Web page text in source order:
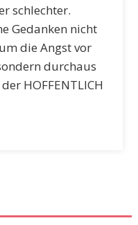
schlechter.
Gedanken nicht
die Angst vor
durchaus
HOFFENTLICH